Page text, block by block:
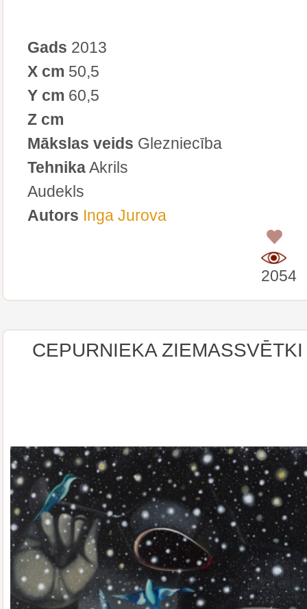
Gads 2013
X cm 50,5
Y cm 60,5
Z cm
Mākslas veids Glezniecība
TehnikaAkrils
Audekls
Autors Inga Jurova
2054
CEPURNIEKA ZIEMASSVĒTKI